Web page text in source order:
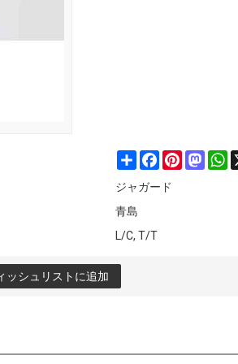
ShareFacebookPinterest
ジャガード
青島
L/C, T/T
ッシュリストに追加